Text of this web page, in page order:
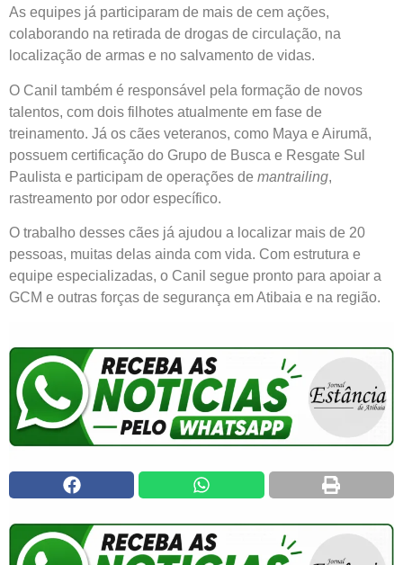
As equipes já participaram de mais de cem ações,
colaborando na retirada de drogas de circulação, na
localização de armas e no salvamento de vidas.
O Canil também é responsável pela formação de novos
talentos, com dois filhotes atualmente em fase de
treinamento. Já os cães veteranos, como Maya e Airumã,
possuem certificação do Grupo de Busca e Resgate Sul
Paulista e participam de operações de mantrailing,
rastreamento por odor específico.
O trabalho desses cães já ajudou a localizar mais de 20
pessoas, muitas delas ainda com vida. Com estrutura e
equipe especializadas, o Canil segue pronto para apoiar a
GCM e outras forças de segurança em Atibaia e na região.